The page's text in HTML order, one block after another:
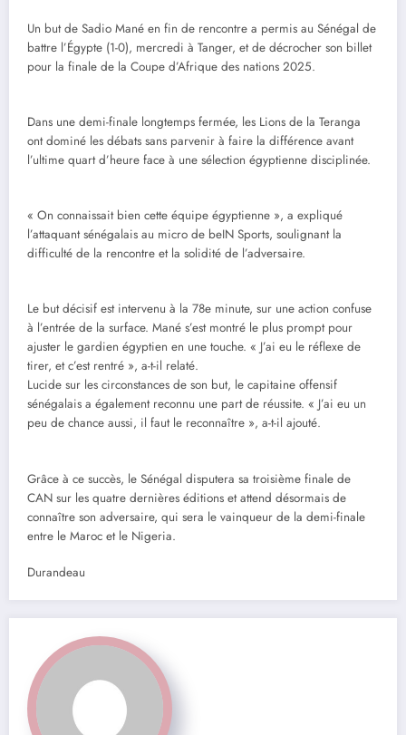
Un but de Sadio Mané en fin de rencontre a permis au Sénégal de
battre l’Égypte (1-0), mercredi à Tanger, et de décrocher son billet
pour la finale de la Coupe d’Afrique des nations 2025.
Dans une demi-finale longtemps fermée, les Lions de la Teranga
ont dominé les débats sans parvenir à faire la différence avant
l’ultime quart d’heure face à une sélection égyptienne disciplinée.
« On connaissait bien cette équipe égyptienne », a expliqué
l’attaquant sénégalais au micro de beIN Sports, soulignant la
difficulté de la rencontre et la solidité de l’adversaire.
Le but décisif est intervenu à la 78e minute, sur une action confuse
à l’entrée de la surface. Mané s’est montré le plus prompt pour
ajuster le gardien égyptien en une touche. « J’ai eu le réflexe de
tirer, et c’est rentré », a-t-il relaté.
Lucide sur les circonstances de son but, le capitaine offensif
sénégalais a également reconnu une part de réussite. « J’ai eu un
peu de chance aussi, il faut le reconnaître », a-t-il ajouté.
Grâce à ce succès, le Sénégal disputera sa troisième finale de
CAN sur les quatre dernières éditions et attend désormais de
connaître son adversaire, qui sera le vainqueur de la demi-finale
entre le Maroc et le Nigeria.
Durandeau